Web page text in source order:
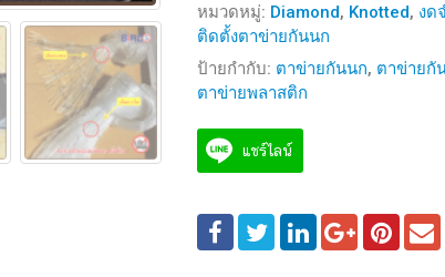
หมวดหมู่: Diamond, Knotted, งด
ติดตั้งตาข่ายกันนก
ป้ายกำกับ: ตาข่ายกันนก, ตาข่ายกั
ตาข่ายพลาสติก
แชร์ไลน์